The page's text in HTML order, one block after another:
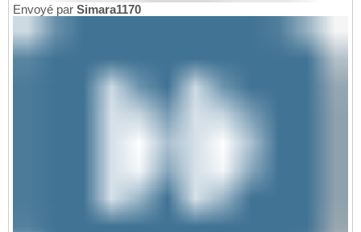
Envoyé par Simara1170